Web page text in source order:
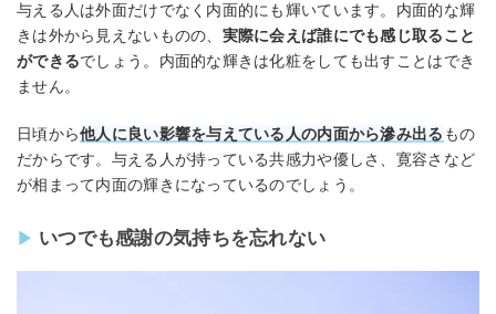
与える人は外面だけでなく内面的にも輝いています。内面的な輝
きは外から見えないものの、 実際に会えば誰にでも感じ取ること
ができるでしょう。内面的な輝きは化粧をしても出すことはでき
ません。
日頃から他人に良い影響を与えている人の内面から滲み出る もの
だからです。与える人が持っている共感力や優しさ、寛容さなど
が相まって内面の輝きになっているのでしょう。
いつでも感謝の気持ちを忘れない